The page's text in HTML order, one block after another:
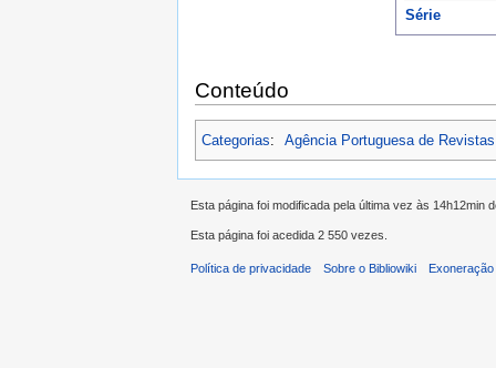
Série
Conteúdo
Categorias: Agência Portuguesa de Revistas
Esta página foi modificada pela última vez às 14h12min
Esta página foi acedida 2 550 vezes.
Política de privacidade Sobre o Bibliowiki